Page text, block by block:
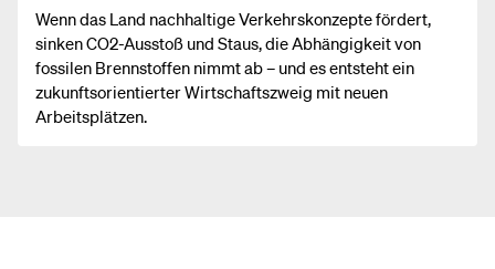
Wenn das Land nachhaltige Verkehrskonzepte fördert,
sinken CO2-Ausstoß und Staus, die Abhängigkeit von
fossilen Brennstoffen nimmt ab – und es entsteht ein
zukunftsorientierter Wirtschaftszweig mit neuen
Arbeitsplätzen.